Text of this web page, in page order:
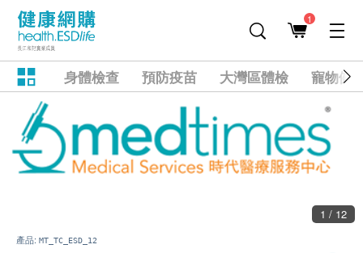
1
身體檢查 預防疫苗 大灣區體檢 寵物健
1 / 12
產品: MT_TC_ESD_12